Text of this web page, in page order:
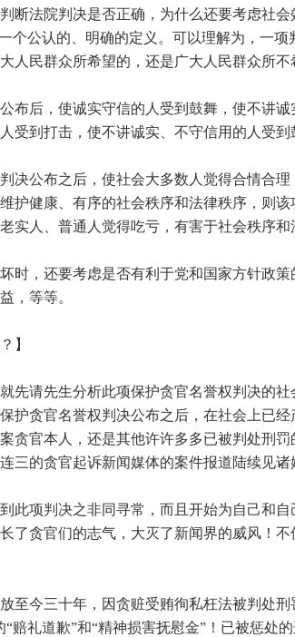
断法院判决是否正确，为什么还要考虑社会
个公认的、明确的定义。可以理解为，一
人民群众所希望的，还是广大人民群众所不
布后，使诚实守信的人受到鼓舞，使不讲
受到打击，使不讲诚实、不守信用的人受
决公布之后，使社会大多数人觉得合情合
护健康、有序的社会秩序和法律秩序，则
实人、普通人觉得吃亏，有害于社会秩序
时，还要考虑是否有利于党和国家方针政
，等等。
】
先请先生分析此项保护贪官名誉权判决的社
护贪官名誉权判决公布之后，在社会上已
贪官本人，还是其他许许多多已被判处刑
三的贪官起诉新闻媒体的案件报道陆续见诸
此项判决之非同寻常，而且开始为自己和自
了贪官们的志气，大灭了新闻界的威风！
至今三十年，因贪赃受贿徇私枉法被判处
赔礼道歉”和“精神损害抚慰金”！已被惩